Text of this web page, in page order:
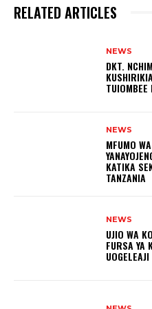
RELATED ARTICLES
NEWS
DKT.
TUIOMBEE
NEWS
MFUMO
KATIKA
TANZANIA
NEWS
UJIO WA
FURSA YA
UOGELEAJI